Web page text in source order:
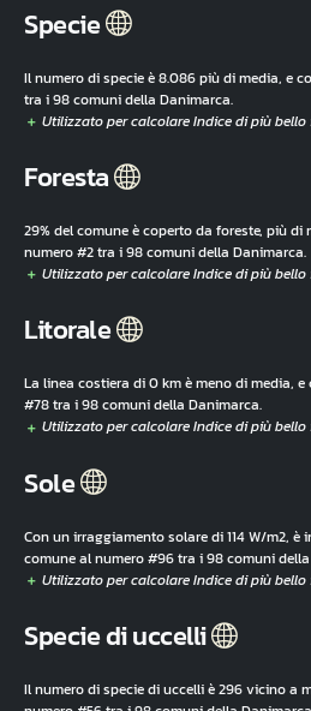
Specie
Il numero di specie è 8.086 più di media, e
tra i 98 comuni della Danimarca.
Foresta
29% del comune è coperto da foreste, più
numero #2 tra i 98 comuni della Danimarca.
Litorale
La linea costiera di 0 km è meno di media,
#78 tra i 98 comuni della Danimarca.
Sole
Con un irraggiamento solare di 114 W/m2, è
comune al numero #96 tra i 98 comuni
Specie di uccelli
Il numero di specie di uccelli è 296 vicino a